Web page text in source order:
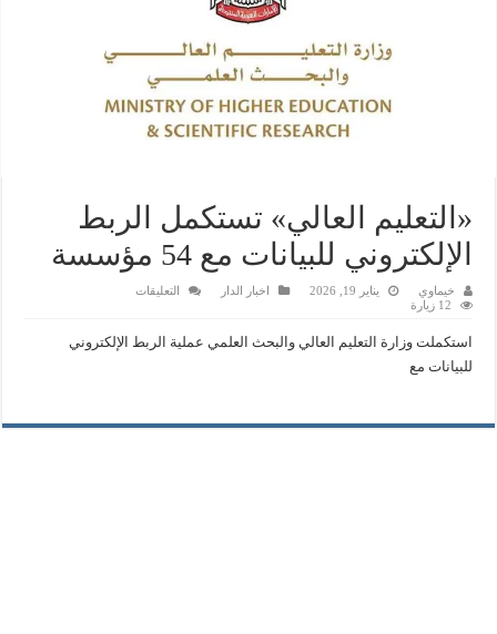
«التعليم العالي» تستكمل الربط
الإلكتروني للبيانات مع 54 مؤسسة
خيماوي يناير 19, 2026 اخبار الدار التعليقاتعلى
الربط
مغلقة
12 زيارة
استكملت وزارة التعليم العالي والبحث العلمي عملية الربط الإلكتروني
للبيانات مع